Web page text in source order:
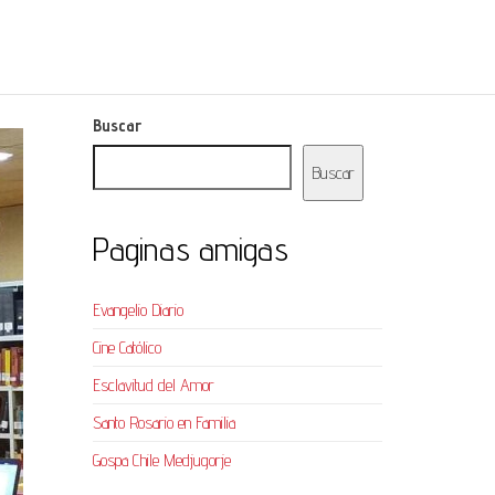
Buscar
Buscar
Paginas amigas
Evangelio Diario
Cine Católico
Esclavitud del Amor
Santo Rosario en Familia
Gospa Chile Medjugorje